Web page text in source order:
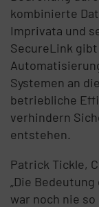
kombinierte
Imprivata und
SecureLink
Systemen an
betriebliche
verhindern
entstehen.
Patrick Tickle,
„Die
war noch nie